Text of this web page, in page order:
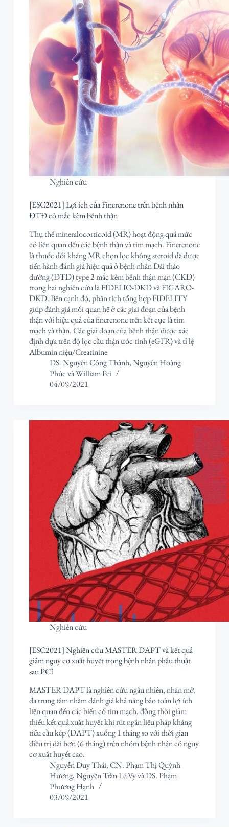
Nghiên cứu
[ESC2021] Lợi ích của Finerenone trên bệnh nhân
ĐTĐ có mắc kèm bệnh thận
Thụ thể mineralocorticoid (MR) hoạt động quá mức
có liên quan đến các bệnh thận và tim mạch. Finerenone
là thuốc đối kháng MR chọn lọc không steroid đã được
tiến hành đánh giá hiệu quả ở bệnh nhân Đái tháo
đường (ĐTĐ) type 2 mắc kèm bệnh thận mạn (CKD)
trong hai nghiên cứu là FIDELIO-DKD và FIGARO-
DKD. Bên cạnh đó, phân tích tổng hợp FIDELITY
giúp đánh giá mối quan hệ ở các giai đoạn của bệnh
thận với hiệu quả của finerenone trên kết cục là tim
mạch và thận. Các giai đoạn của bệnh thận được xác
định dựa trên độ lọc cầu thận ước tính (eGFR) và tỉ lệ
Albumin niệu/Creatinine
DS. Nguyễn Công Thành,Nguyễn Hoàng
PhúcvàWilliam Pei
04/09/2021
Nghiên cứu
[ESC2021] Nghiên cứu MASTER DAPT và kết quả
giảm nguy cơ xuất huyết trong bệnh nhân phẫu thuật
sau PCI
MASTER DAPT là nghiên cứu ngẫu nhiên, nhãn mở,
đa trung tâm nhằm đánh giá khả năng bảo toàn lợi ích
liên quan đến các biến cố tim mạch, đồng thời giảm
thiểu kết quả xuất huyết khi rút ngắn liệu pháp kháng
tiểu cầu kép (DAPT) xuống 1 tháng so với thời gian
điều trị dài hơn (6 tháng) trên nhóm bệnh nhân có nguy
cơ xuất huyết cao.
Nguyễn Duy Thái,CN. Phạm Thị Quỳnh
Hương,Nguyễn Trần Lệ VyvàDS. Phạm
Phương Hạnh
03/09/2021